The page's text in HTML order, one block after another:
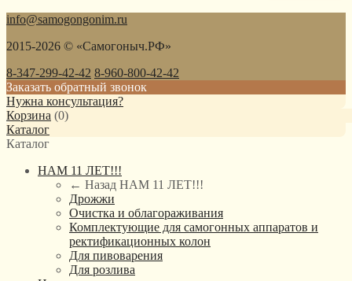
info@samogongonim.ru
2015-2026 © «Самогоныч.РФ»
8-347-299-42-42 8-960-800-42-42
Заказать обратный звонок
Нужна консультация?
Корзина (0)
Каталог
Каталог
НАМ 11 ЛЕТ!!!
← Назад НАМ 11 ЛЕТ!!!
Дрожжи
Очистка и облагораживания
Комплектующие для самогонных аппаратов и
ректификационных колон
Для пивоварения
Для розлива